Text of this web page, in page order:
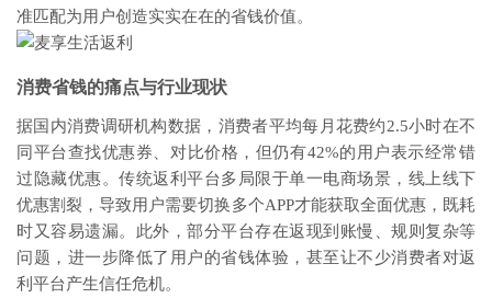
准匹配为用户创造实实在在的省钱价值。
消费省钱的痛点与行业现状
据国内消费调研机构数据，消费者平均每月花费约2.5小时在不
同平台查找优惠券、对比价格，但仍有42%的用户表示经常错
过隐藏优惠。传统返利平台多局限于单一电商场景，线上线下
优惠割裂，导致用户需要切换多个APP才能获取全面优惠，既耗
时又容易遗漏。此外，部分平台存在返现到账慢、规则复杂等
问题，进一步降低了用户的省钱体验，甚至让不少消费者对返
利平台产生信任危机。